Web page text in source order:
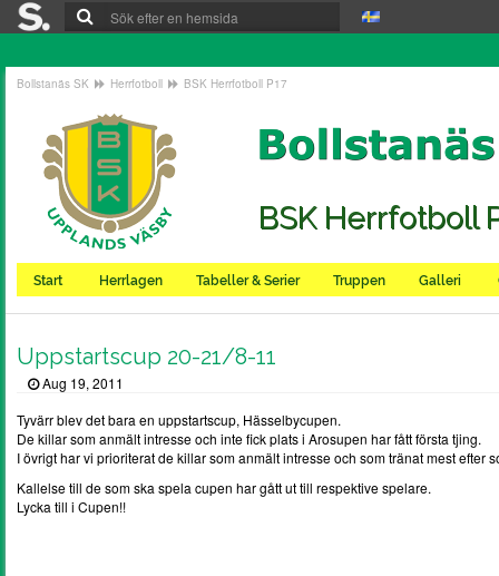
Bollstanäs SK Herrfotboll BSK Herrfotboll P17
BSK Herrfotboll
Start Herrlagen Tabeller & Serier Truppen Galleri
Uppstartscup 20-21/8-11
Aug 19, 2011
Tyvärr blev det bara en uppstartscup, Hässelbycupen.
De killar som anmält intresse och inte fick plats i Arosupen har fått första tjing.
I övrigt har vi prioriterat de killar som anmält intresse och som tränat mest efter
Kallelse till de som ska spela cupen har gått ut till respektive spelare.
Lycka till i Cupen!!